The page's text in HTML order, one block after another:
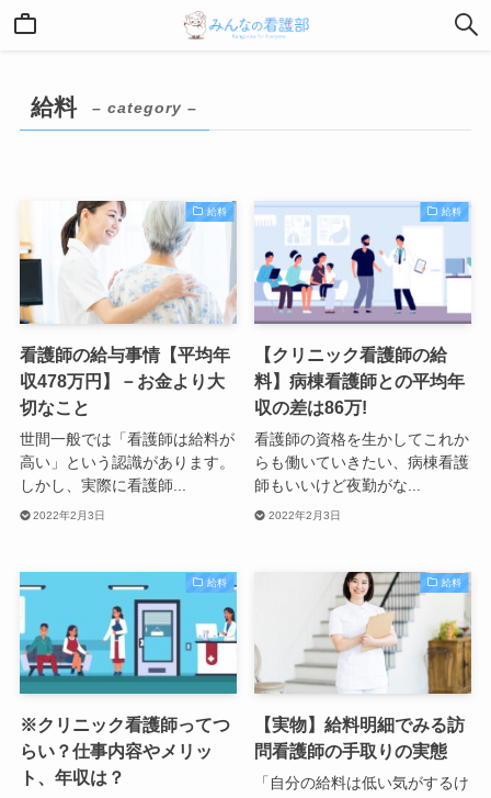
給料 – category –
給料
看護師の給与事情【平均年
収478万円】－お金より大
切なこと
世間一般では「看護師は給料が
高い」という認識があります。
しかし、実際に看護師...
2022年2月3日
給料
【クリニック看護師の給
料】病棟看護師との平均年
収の差は86万!
看護師の資格を生かしてこれか
らも働いていきたい、病棟看護
師もいいけど夜勤がな...
2022年2月3日
給料
※クリニック看護師ってつ
らい？仕事内容やメリッ
ト、年収は？
給料
【実物】給料明細でみる訪
問看護師の手取りの実態
「自分の給料は低い気がするけ